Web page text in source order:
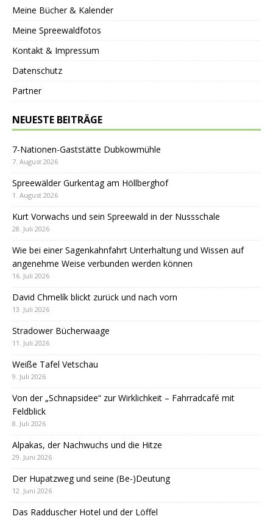
Meine Bücher & Kalender
Meine Spreewaldfotos
Kontakt & Impressum
Datenschutz
Partner
NEUESTE BEITRÄGE
7-Nationen-Gaststätte Dubkowmühle
7. August 2026
Spreewälder Gurkentag am Höllberghof
1. August 2026
Kurt Vorwachs und sein Spreewald in der Nussschale
28. Juli 2026
Wie bei einer Sagenkahnfahrt Unterhaltung und Wissen auf
angenehme Weise verbunden werden können
16. Juli 2026
David Chmelík blickt zurück und nach vorn
13. Juli 2026
Stradower Bücherwaage
11. Juli 2026
Weiße Tafel Vetschau
9. Juli 2026
Von der „Schnapsidee“ zur Wirklichkeit – Fahrradcafé mit
Feldblick
8. Juli 2026
Alpakas, der Nachwuchs und die Hitze
29. Juni 2026
Der Hupatzweg und seine (Be-)Deutung
12. Juni 2026
Das Radduscher Hotel und der Löffel